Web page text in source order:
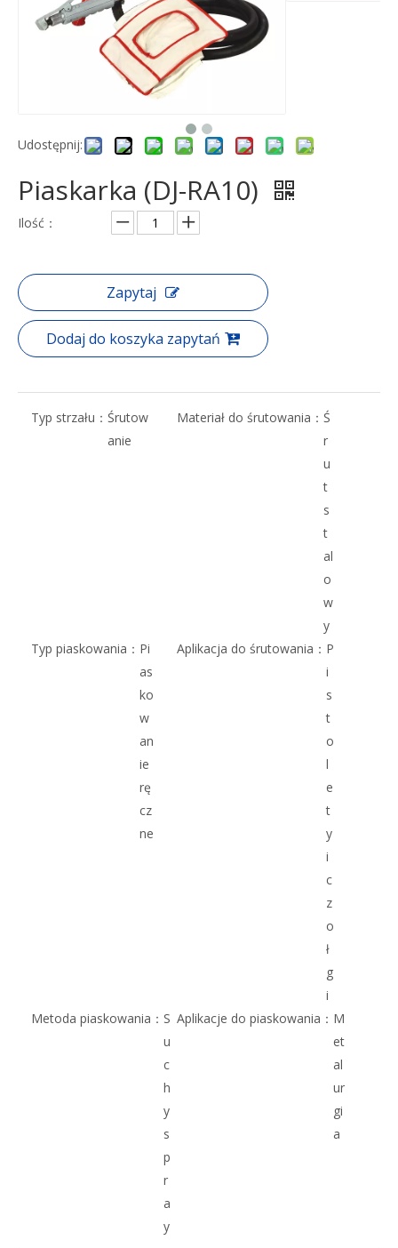
Udostępnij:
Piaskarka (DJ-RA10)
Ilość：
Zapytaj
Dodaj do koszyka zapytań
Typ strzału： Śrutow
anie
Materiał do śrutowania： Ś
r
u
t
s
t
al
o
w
y
Typ piaskowania： Pi
as
ko
w
an
ie
rę
cz
ne
Aplikacja do śrutowania： P
i
s
t
o
l
e
t
y
i
c
z
o
ł
g
i
Metoda piaskowania： S
u
c
h
y
s
p
r
a
y
Aplikacje do piaskowania： M
et
al
ur
gi
a